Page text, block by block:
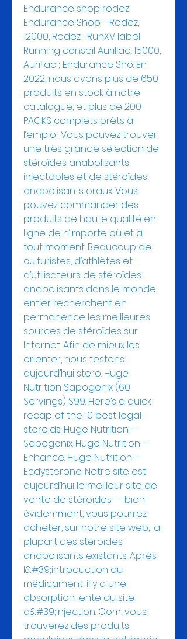
Endurance shop rodez
Endurance Shop - Rodez,
12000, Rodez ; RunXV label
Running conseil Aurillac, 15000,
Aurillac ; Endurance Sho. En
2022, nous avons plus de 650
produits en stock à notre
catalogue, et plus de 200
PACKS complets prêts à
l’emploi. Vous pouvez trouver
une très grande sélection de
stéroïdes anabolisants
injectables et de stéroïdes
anabolisants oraux. Vous
pouvez commander des
produits de haute qualité en
ligne de n’importe où et à
tout moment. Beaucoup de
culturistes, d’athlètes et
d’utilisateurs de stéroïdes
anabolisants dans le monde
entier recherchent en
permanence les meilleures
sources de stéroïdes sur
Internet. Afin de mieux les
orienter, nous testons
aujourd’hui stero. Huge
Nutrition Sapogenix (60
Servings) $99. Here’s a quick
recap of the 10 best legal
steroids: Huge Nutrition –
Sapogenix. Huge Nutrition –
Enhance. Huge Nutrition –
Ecdysterone. Notre site est
aujourd’hui le meilleur site de
vente de stéroïdes. — bien
évidemment, vous pourrez
acheter, sur notre site web, la
plupart des stéroïdes
anabolisants existants. Après
l&#39;introduction du
médicament, il y a une
absorption lente du site
d&#39;injection. Com, vous
trouverez des produits